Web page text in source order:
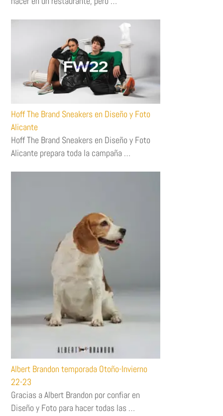
Hoff The Brand Sneakers en Diseño y Foto
Alicante
Hoff The Brand Sneakers en Diseño y Foto
Alicante prepara toda la campaña …
Albert Brandon temporada Otoño-Invierno
22-23
Gracias a Albert Brandon por confiar en
Diseño y Foto para hacer todas las …